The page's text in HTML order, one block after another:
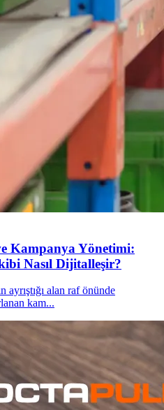
Kampanya Yönetimi:
Nasıl Dijitalleşir?
ayrıştığı alan raf önünde
kam...